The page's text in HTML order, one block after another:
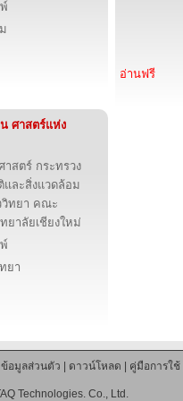
อ่านฟรี
ศาสตร์แห่ง
สตร์ กระทรวง
ละสิ่งแวดล้อม
วิทยา คณะ
ยาลัยเชียงใหม่
ยา
ข้อมูลส่วนตัว ดาวน์โหลด คู่มือการใช้|
Technologies. Co., Ltd.